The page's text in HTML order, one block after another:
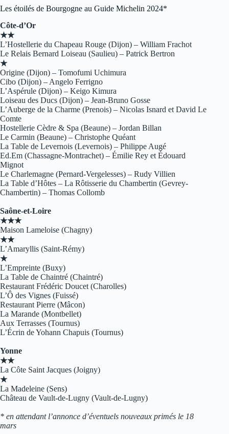
Les étoilés de Bourgogne au Guide Michelin 2024*
Côte-d’Or
★★
L’Hostellerie du Chapeau Rouge (Dijon) – William Frachot
Le Relais Bernard Loiseau (Saulieu) – Patrick Bertron
★
Origine (Dijon) – Tomofumi Uchimura
Cibo (Dijon) – Angelo Ferrigno
L’Aspérule (Dijon) – Keigo Kimura
Loiseau des Ducs (Dijon) – Jean-Bruno Gosse
L’Auberge de la Charme (Prenois) – Nicolas Isnard et David Le
Comte
Hostellerie Cèdre & Spa (Beaune) – Jordan Billan
Le Carmin (Beaune) – Christophe Quéant
La Table de Levernois (Levernois) – Philippe Augé
Ed.Em (Chassagne-Montrachet) – Émilie Rey et Édouard
Mignot
Le Charlemagne (Pernard-Vergelesses) – Rudy Villien
La Table d’Hôtes – La Rôtisserie du Chambertin (Gevrey-
Chambertin) – Thomas Collomb
Saône-et-Loire
★★★
Maison Lameloise (Chagny)
★★
L’Amaryllis (Saint-Rémy)
★
L’Empreinte (Buxy)
La Table de Chaintré (Chaintré)
Restaurant Frédéric Doucet (Charolles)
L’Ô des Vignes (Fuissé)
Restaurant Pierre (Mâcon)
La Marande (Montbellet)
Aux Terrasses (Tournus)
L’Écrin de Yohann Chapuis (Tournus)
Yonne
★★
La Côte Saint Jacques (Joigny)
★
La Madeleine (Sens)
Château de Vault-de-Lugny (Vault-de-Lugny)
* en attendant l’annonce d’éventuels nouveaux primés le 18
mars